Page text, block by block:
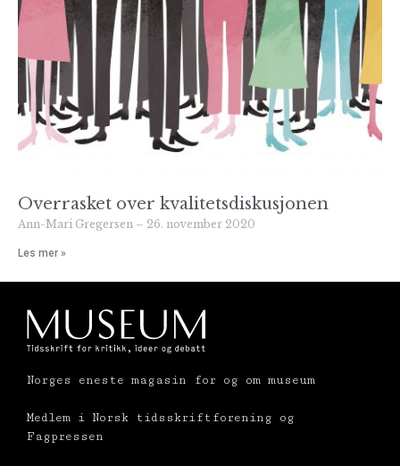
Overrasket over kvalitetsdiskusjonen
Ann-Mari Gregersen 26. november 2020
Les mer »
Norges eneste magasin for og om museum
Medlem i Norsk tidsskriftforening og
Fagpressen